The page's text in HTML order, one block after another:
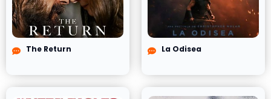
The Return La Odisea